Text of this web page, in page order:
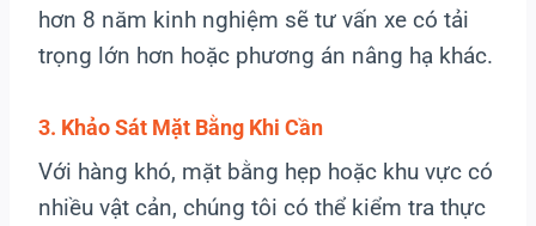
hơn 8 năm kinh nghiệm sẽ tư vấn xe có tải
trọng lớn hơn hoặc phương án nâng hạ khác.
3. Khảo Sát Mặt Bằng Khi Cần
Với hàng khó, mặt bằng hẹp hoặc khu vực có
nhiều vật cản, chúng tôi có thể kiểm tra thực